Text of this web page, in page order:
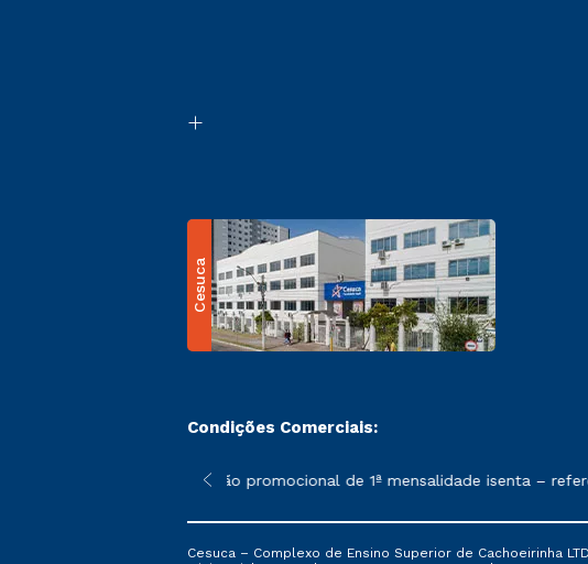
Cesuca
Condições Comerciais:
sofrer alterações nos períodos de rematrícula conforme exposto
*A condição promocional de 1ª mensalidade isenta –
Cesuca – Complexo de Ensino Superior de Cachoeirinha